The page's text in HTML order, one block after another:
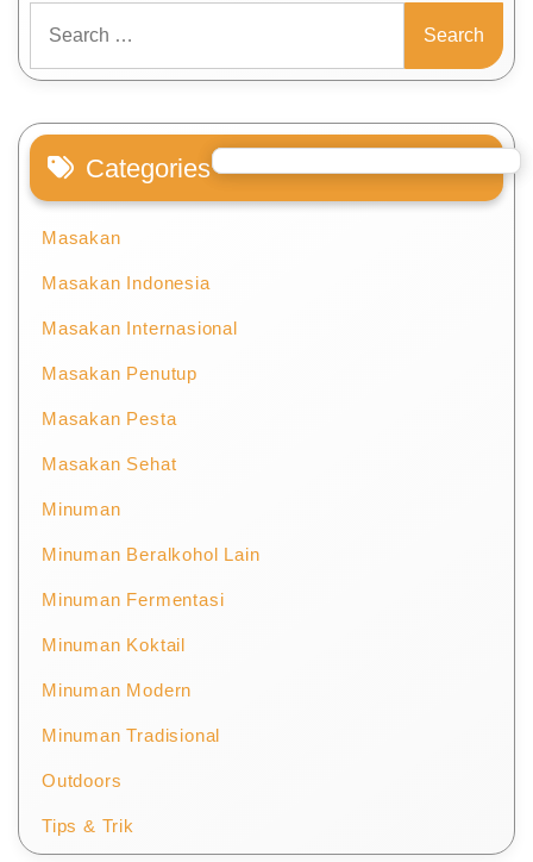
for:
Categories
Masakan
Masakan Indonesia
Masakan Internasional
Masakan Penutup
Masakan Pesta
Masakan Sehat
Minuman
Minuman Beralkohol Lain
Minuman Fermentasi
Minuman Koktail
Minuman Modern
Minuman Tradisional
Outdoors
Tips & Trik